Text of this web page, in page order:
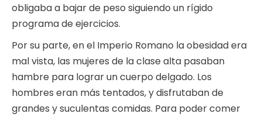
obligaba a bajar de peso siguiendo un rígido
programa de ejercicios.
Por su parte, en el Imperio Romano la obesidad era
mal vista, las mujeres de la clase alta pasaban
hambre para lograr un cuerpo delgado. Los
hombres eran más tentados, y disfrutaban de
grandes y suculentas comidas. Para poder comer